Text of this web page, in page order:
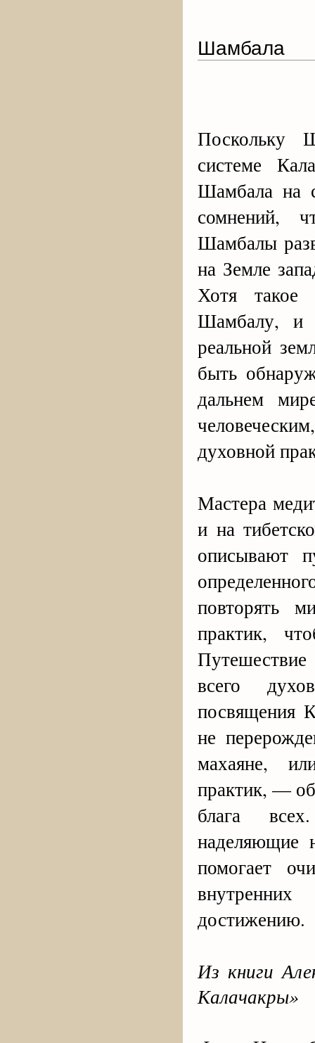
Шамбала
Поскольку
системе
Шамбала на
сомнений,
Шамбалы
на Земле
Хотя такое
Шамбалу, и
реальной
быть
дальнем
духовной
Мастера
и на
описывают
повторять
практик,
всего
посвящения
не
махаяне,
практик, —
блага
наделяющие
помогает
достижению.
Из книги
Калачакры»